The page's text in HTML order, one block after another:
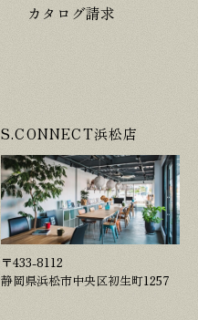
カタログ請求
S.CONNECT浜松店
〒433-8112
静岡県浜松市中央区初生町1257